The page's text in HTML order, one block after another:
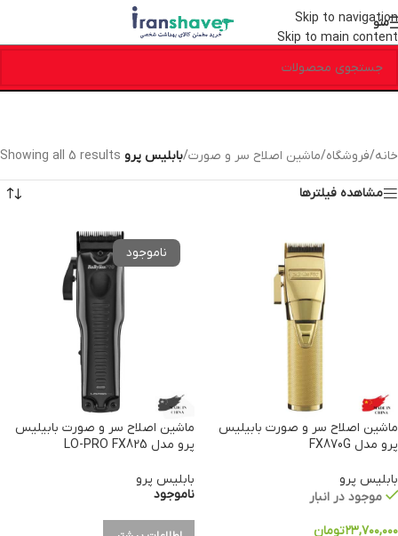
Skip to navigation
Skip to main content
منو
خانه/فروشگاه/ماشین اصلاح سر و صورت/بابلیس پرو Showing all 5 results
مشاهده فیلترها
ماشین اصلاح سر و صورت بابیلیس
پرو مدل FX870G
بابلیس پرو
موجود در انبار
۲۳,۷۰۰,۰۰۰تومان
ماشین اصلاح سر و صورت بابیلیس
پرو مدل LO-PRO FX825
بابلیس پرو
ناموجود